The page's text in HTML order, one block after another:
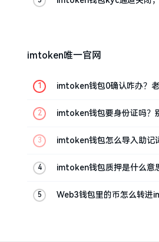
imtoken唯一官网
imtoken钱包0确认咋办？
imtoken钱包要身份证吗？
imtoken钱包怎么导入助记
imtoken钱包质押是什么意
Web3钱包里的币怎么转进